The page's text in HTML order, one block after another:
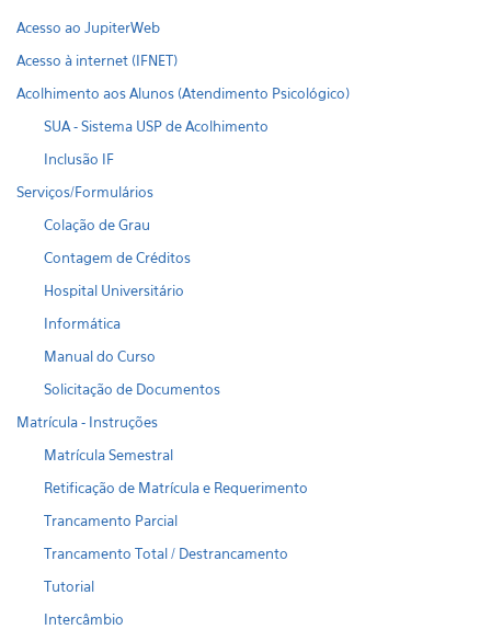
Acesso ao JupiterWeb
Acesso à internet (IFNET)
Acolhimento aos Alunos (Atendimento Psicológico)
SUA - Sistema USP de Acolhimento
Inclusão IF
Serviços/Formulários
Colação de Grau
Contagem de Créditos
Hospital Universitário
Informática
Manual do Curso
Solicitação de Documentos
Matrícula - Instruções
Matrícula Semestral
Retificação de Matrícula e Requerimento
Trancamento Parcial
Trancamento Total / Destrancamento
Tutorial
Intercâmbio